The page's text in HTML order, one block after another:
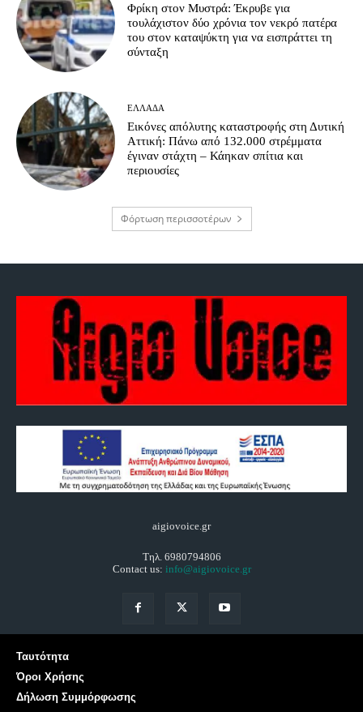
Φρίκη στον Μυστρά: Έκρυβε για
τουλάχιστον δύο χρόνια τον νεκρό πατέρα
του στον καταψύκτη για να εισπράττει τη
σύνταξη
ΕΛΛΆΔΑ
Εικόνες απόλυτης καταστροφής στη Δυτική
Αττική: Πάνω από 132.000 στρέμματα
έγιναν στάχτη – Κάηκαν σπίτια και
περιουσίες
Φόρτωση περισσοτέρων
aigiovoice.gr
Τηλ. 6980794806
Contact us: info@aigiovoice.gr
Ταυτότητα
Όροι Χρήσης
Δήλωση Συμμόρφωσης